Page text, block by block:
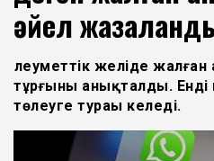
әйел
Әлеуметтік желіде
тұрғыны анықталды. Енді
төлеуге тураы келеді.